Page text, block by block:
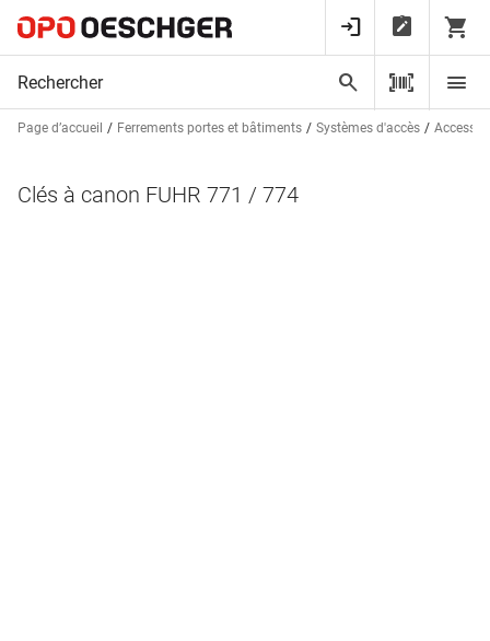
Page d’accueil Ferrements portes et bâtiments Systèmes d'accès
Clés à canon FUHR 771 / 774